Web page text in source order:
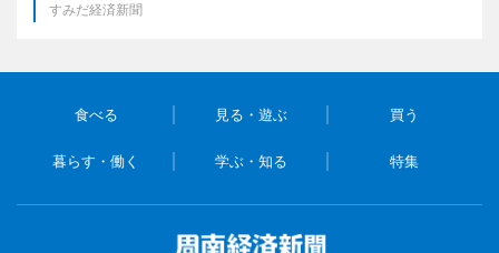
すみだ経済新聞
食べる 見る・遊ぶ 買う
暮らす・働く 学ぶ・知る 特集